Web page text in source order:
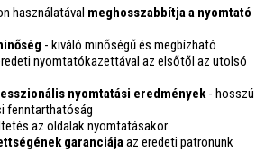
használatával meghosszabbítja a nyomtató
- kiváló minőségű és megbízható
nyomtatókazettával az elsőtől az utolsó
nyomtatási eredmények- hosszú
fenntarthatóság
az oldalak nyomtatásakor
garanciájaaz eredeti patronunk